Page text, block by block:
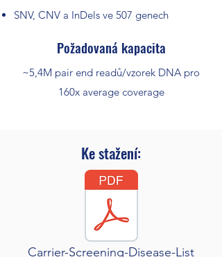
SNV, CNV a InDels ve 507 genech
Požadovaná kapacita
~5,4M pair end readů/vzorek DNA pro
160x average coverage
Ke stažení:
Carrier-Screening-Disease-List